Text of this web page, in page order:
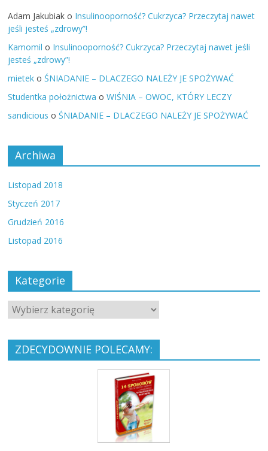
Adam Jakubiak o Insulinooporność? Cukrzyca? Przeczytaj nawet
jeśli jesteś „zdrowy”!
Kamomil o Insulinooporność? Cukrzyca? Przeczytaj nawet jeśli
jesteś „zdrowy”!
mietek oŚNIADANIE – DLACZEGO NALEŻY JE SPOŻYWAĆ
Studentka położnictwa oWIŚNIA – OWOC, KTÓRY LECZY
sandicious oŚNIADANIE – DLACZEGO NALEŻY JE SPOŻYWAĆ
Archiwa
Listopad 2018
Styczeń 2017
Grudzień 2016
Listopad 2016
Kategorie
ZDECYDOWNIE POLECAMY: